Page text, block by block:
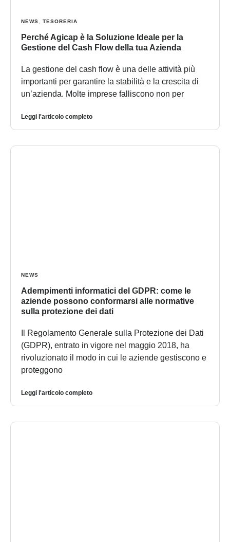
NEWS TESORERIA
Perché Agicap è la Soluzione Ideale per la
Gestione del Cash Flow della tua Azienda
La gestione del cash flow è una delle attività più
importanti per garantire la stabilità e la crescita di
un’azienda. Molte imprese falliscono non per
Leggi l'articolo completo
NEWS
Adempimenti informatici del GDPR: come le
aziende possono conformarsi alle normative
sulla protezione dei dati
Il Regolamento Generale sulla Protezione dei Dati
(GDPR), entrato in vigore nel maggio 2018, ha
rivoluzionato il modo in cui le aziende gestiscono e
proteggono
Leggi l'articolo completo